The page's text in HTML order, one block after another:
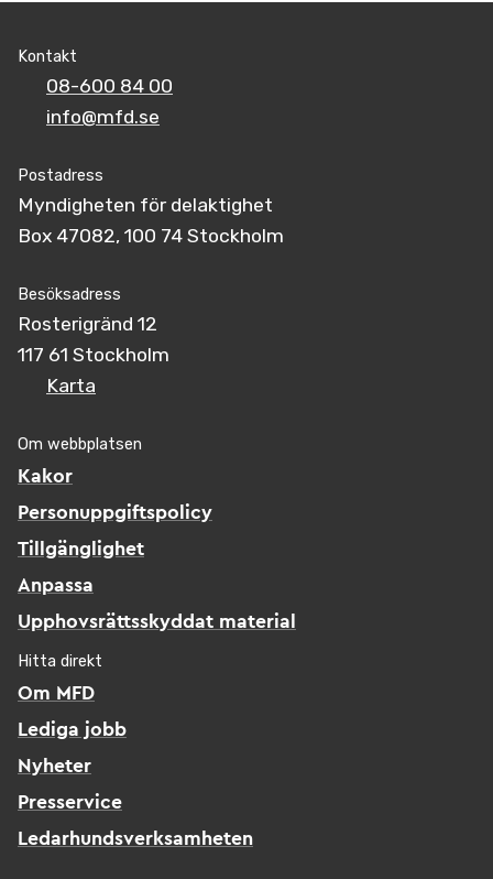
Kontakt
08-600 84 00
info@mfd.se
Postadress
Myndigheten för delaktighet
Box 47082, 100 74 Stockholm
Besöksadress
Rosterigränd 12
117 61 Stockholm
Karta
Om webbplatsen
Kakor
Personuppgiftspolicy
Tillgänglighet
Anpassa
Upphovsrättsskyddat material
Hitta direkt
Om MFD
Lediga jobb
Nyheter
Presservice
Ledarhundsverksamheten